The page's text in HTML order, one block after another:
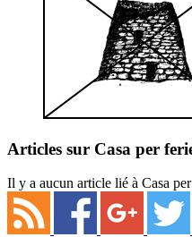
Articles sur Casa per
Il y a aucun article lié à Casa